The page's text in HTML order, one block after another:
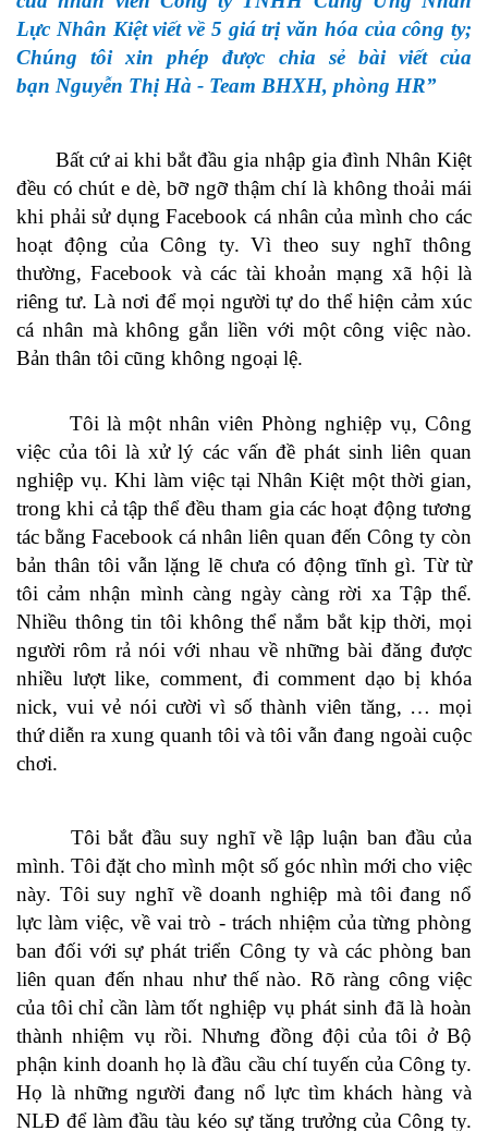
Lực Nhân Kiệt viết về 5 giá trị văn hóa của công ty;
Chúng tôi xin phép được chia sẻ bài viết của
bạn Nguyễn Thị Hà - Team BHXH, phòng HR”
Bất cứ ai khi bắt đầu gia nhập gia đình Nhân Kiệt
đều có chút e dè, bỡ ngỡ thậm chí là không thoải mái
khi phải sử dụng Facebook cá nhân của mình cho các
hoạt động của Công ty. Vì theo suy nghĩ thông
thường, Facebook và các tài khoản mạng xã hội là
riêng tư. Là nơi để mọi người tự do thể hiện cảm xúc
cá nhân mà không gắn liền với một công việc nào.
Bản thân tôi cũng không ngoại lệ.
Tôi là một nhân viên Phòng nghiệp vụ, Công
việc của tôi là xử lý các vấn đề phát sinh liên quan
nghiệp vụ. Khi làm việc tại Nhân Kiệt một thời gian,
trong khi cả tập thể đều tham gia các hoạt động tương
tác bằng Facebook cá nhân liên quan đến Công ty còn
bản thân tôi vẫn lặng lẽ chưa có động tĩnh gì. Từ từ
tôi cảm nhận mình càng ngày càng rời xa Tập thể.
Nhiều thông tin tôi không thể nắm bắt kịp thời, mọi
người rôm rả nói với nhau về những bài đăng được
nhiều lượt like, comment, đi comment dạo bị khóa
nick, vui vẻ nói cười vì số thành viên tăng, … mọi
thứ diễn ra xung quanh tôi và tôi vẫn đang ngoài cuộc
chơi.
Tôi bắt đầu suy nghĩ về lập luận ban đầu của
mình. Tôi đặt cho mình một số góc nhìn mới cho việc
này. Tôi suy nghĩ về doanh nghiệp mà tôi đang nổ
lực làm việc, về vai trò - trách nhiệm của từng phòng
ban đối với sự phát triển Công ty và các phòng ban
liên quan đến nhau như thế nào. Rõ ràng công việc
của tôi chỉ cần làm tốt nghiệp vụ phát sinh đã là hoàn
thành nhiệm vụ rồi. Nhưng đồng đội của tôi ở Bộ
phận kinh doanh họ là đầu cầu chí tuyến của Công ty.
Họ là những người đang nổ lực tìm khách hàng và
NLĐ để làm đầu tàu kéo sự tăng trưởng của Công ty.